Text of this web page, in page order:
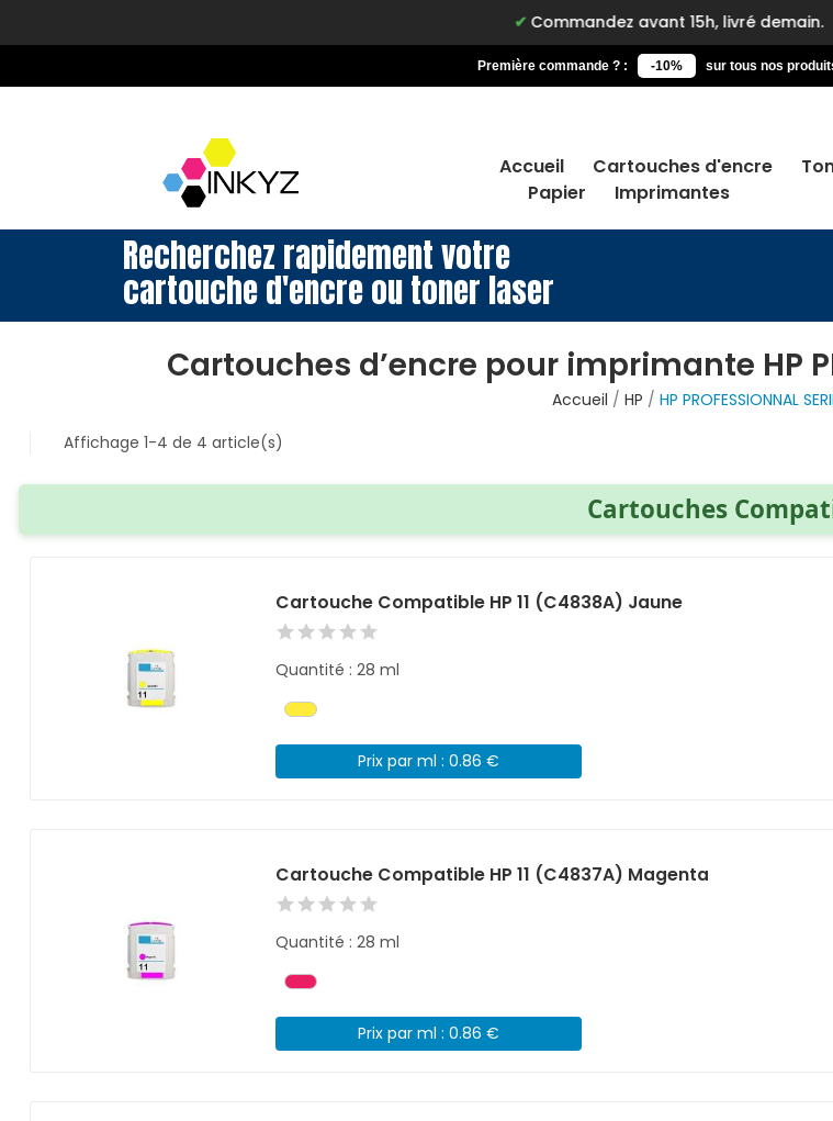
Commandez avant 15h, livré demain.
Première commande ? : -10% sur tous nos
Accueil Cartouches d'encre
Papier
Imprimantes
Recherchez rapidement votre
cartouche d'encre ou toner laser
Cartouches d’encre pour imprimante HP
Accueil HP
HP PROFESSIONNAL
Affichage 1-4 de 4 article(s)
Cartouches
Cartouche Compatible HP 11 (C4838A) Jaune
Quantité : 28 ml
Prix par ml : 0.86 €
Cartouche Compatible HP 11 (C4837A) Magenta
Quantité : 28 ml
Prix par ml : 0.86 €